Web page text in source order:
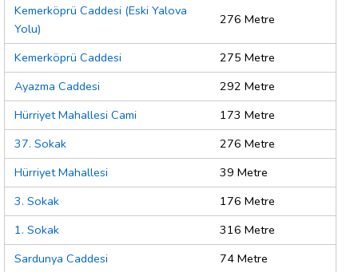
Kemerköprü Caddesi (Eski Yalova
Yolu)
276 Metre
Kemerköprü Caddesi
275 Metre
Ayazma Caddesi
292 Metre
Hürriyet Mahallesi Cami
173 Metre
37. Sokak
276 Metre
Hürriyet Mahallesi
39 Metre
3. Sokak
176 Metre
1. Sokak
316 Metre
Sardunya Caddesi
74 Metre